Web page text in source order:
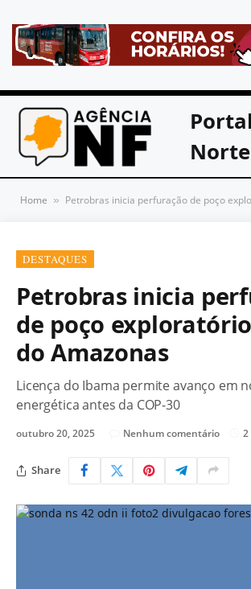
Home » Petrobras inicia perfuração de poço exploratório
DESTAQUES
Petrobras inicia
de poço
do Amazonas
Licença do Ibama permite avanço em
energética antes da COP-30
outubro 20, 2025 Nenhum comentário 2
Share